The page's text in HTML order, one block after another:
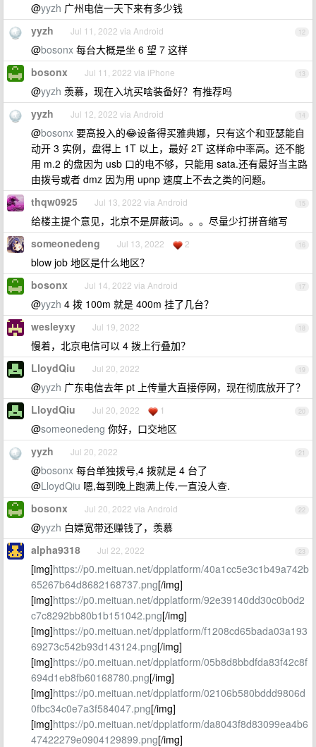
@yyzh 广州电信一天下来有多少钱
12
yyzh Jul 11, 2022 via Android
@bosonx 每台大概是坐 6 望 7 这样
13
bosonx Jul 11, 2022 via iPhone
@yyzh 羡慕，现在入坑买啥装备好？有推荐吗
14
yyzh Jul 12, 2022 via Android
@bosonx 要高投入的😂设备得买雅典娜，只有这个和亚瑟能自
动开 3 实例，盘得上 1T 以上，最好 2T 这样命中率高。还不能
用 m.2 的盘因为 usb 口的电不够，只能用 sata.还有最好当主路
由拨号或者 dmz 因为用 upnp 速度上不去之类的问题。
15
thqw0925 Jul 13, 2022 via Android
给楼主提个意见，北京不是屏蔽词。。。尽量少打拼音缩写
16
someonedeng Jul 13, 2022 2
blow job 地区是什么地区？
17
bosonx Jul 14, 2022 via Android
@yyzh 4 拨 100m 就是 400m 挂了几台？
18
wesleyxy Jul 19, 2022
慢着，北京电信可以 4 拨上行叠加？
19
LloydQiu Jul 20, 2022
@yyzh 广东电信去年 pt 上传量大直接停网，现在彻底放开了？
20
LloydQiu Jul 20, 2022 1
@someonedeng 你好，口交地区
21
yyzh Jul 20, 2022
@bosonx 每台单独拨号,4 拨就是 4 台了
@LloydQiu 嗯,每到晚上跑满上传,一直没人查.
22
bosonx Jul 20, 2022 via Android
@yyzh 白嫖宽带还赚钱了，羡慕
23
alpha9318 Jul 22, 2022
[img]https://p0.meituan.net/dpplatform/40a1cc5e3c1b49a742b
65267b64d8682168737.png[/img]
[img]https://p0.meituan.net/dpplatform/92e39140dd30c0b0d2
c7c8292bb80b1b151042.png[/img]
[img]https://p0.meituan.net/dpplatform/f1208cd65bada03a193
69273c542b93d143124.png[/img]
[img]https://p0.meituan.net/dpplatform/05b8d8bbdfda83f42c8f
694d1eb8fb60168780.png[/img]
[img]https://p0.meituan.net/dpplatform/02106b580bddd9806d
0fbc34c0e7a3f584047.png[/img]
[img]https://p0.meituan.net/dpplatform/da8043f8d83099ea4b6
47422279e0904129899.png[/img]